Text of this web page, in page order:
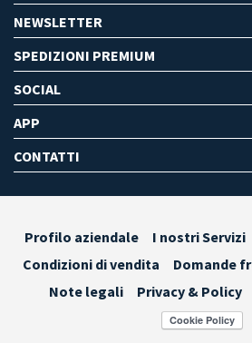
NEWSLETTER
SPEDIZIONI PREMIUM
SOCIAL
APP
CONTATTI
Profilo aziendale I nostri Servizi
Condizioni di vendita
Domande
Note legali
Privacy & Policy